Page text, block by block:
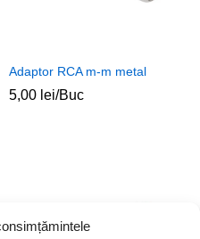
Adaptor RCA m-m metal
5,00 lei/Buc